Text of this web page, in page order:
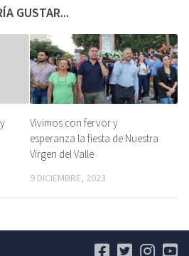
GUSTAR...
Vivimos con fervor y
esperanza la fiesta de Nuestra
Virgen del Valle
9 DICIEMBRE, 2023